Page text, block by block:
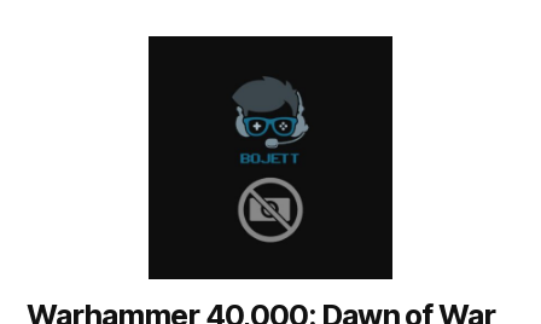
Warhammer 40,000: Dawn of War